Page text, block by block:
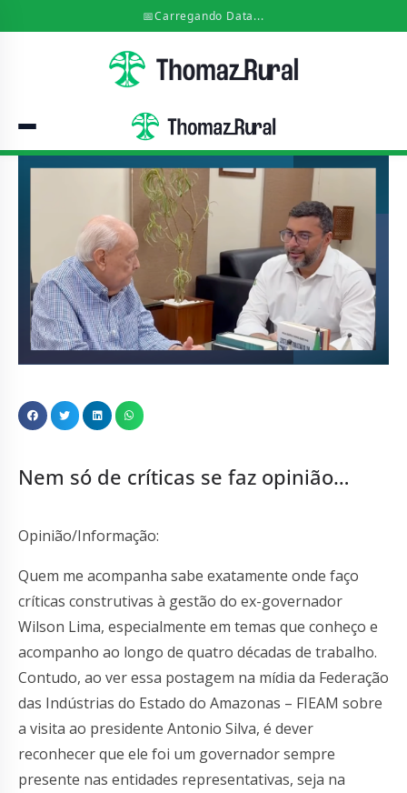
📅Carregando Data...
Nem só de críticas se faz opinião…
Opinião/Informação:
Quem me acompanha sabe exatamente onde faço
críticas construtivas à gestão do ex-governador
Wilson Lima, especialmente em temas que conheço e
acompanho ao longo de quatro décadas de trabalho.
Contudo, ao ver essa postagem na mídia da Federação
das Indústrias do Estado do Amazonas – FIEAM sobre
a visita ao presidente Antonio Silva, é dever
reconhecer que ele foi um governador sempre
presente nas entidades representativas, seja na